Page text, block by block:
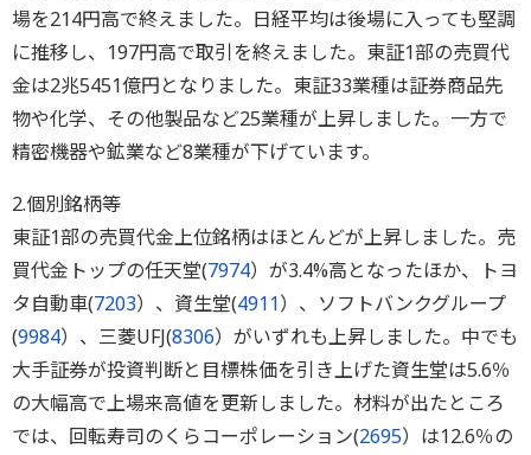
場を214円高で終えました。日経平均は後場に入っても堅調
に推移し、197円高で取引を終えました。東証1部の売買代
金は2兆5451億円となりました。東証33業種は証券商品先
物や化学、その他製品など25業種が上昇しました。一方で
精密機器や鉱業など8業種が下げています。
2.個別銘柄等
東証1部の売買代金上位銘柄はほとんどが上昇しました。売
買代金トップの任天堂(7974）が3.4%高となったほか、トヨ
タ自動車(7203）、資生堂(4911）、ソフトバンクグループ
(9984）、三菱UFJ(8306）がいずれも上昇しました。中でも
大手証券が投資判断と目標株価を引き上げた資生堂は5.6％
の大幅高で上場来高値を更新しました。材料が出たところ
では、回転寿司のくらコーポレーション(2695）は12.6％の